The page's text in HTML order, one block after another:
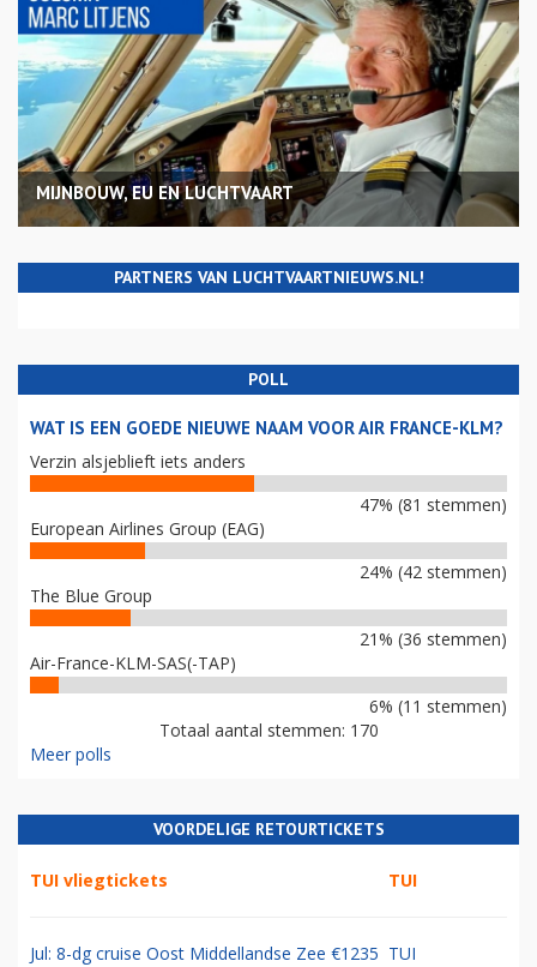
MIJNBOUW, EU EN LUCHTVAART
PARTNERS VAN LUCHTVAARTNIEUWS.NL!
POLL
WAT IS EEN GOEDE NIEUWE NAAM VOOR AIR FRANCE-KLM?
Verzin alsjeblieft iets anders
47% (81 stemmen)
European Airlines Group (EAG)
24% (42 stemmen)
The Blue Group
21% (36 stemmen)
Air-France-KLM-SAS(-TAP)
6% (11 stemmen)
Totaal aantal stemmen: 170
Meer polls
VOORDELIGE RETOURTICKETS
TUI vliegtickets TUI
Jul: 8-dg cruise Oost Middellandse Zee €1235 TUI